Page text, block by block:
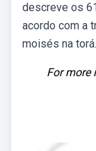
descreve os
acordo com a
moisés na torá.
For more